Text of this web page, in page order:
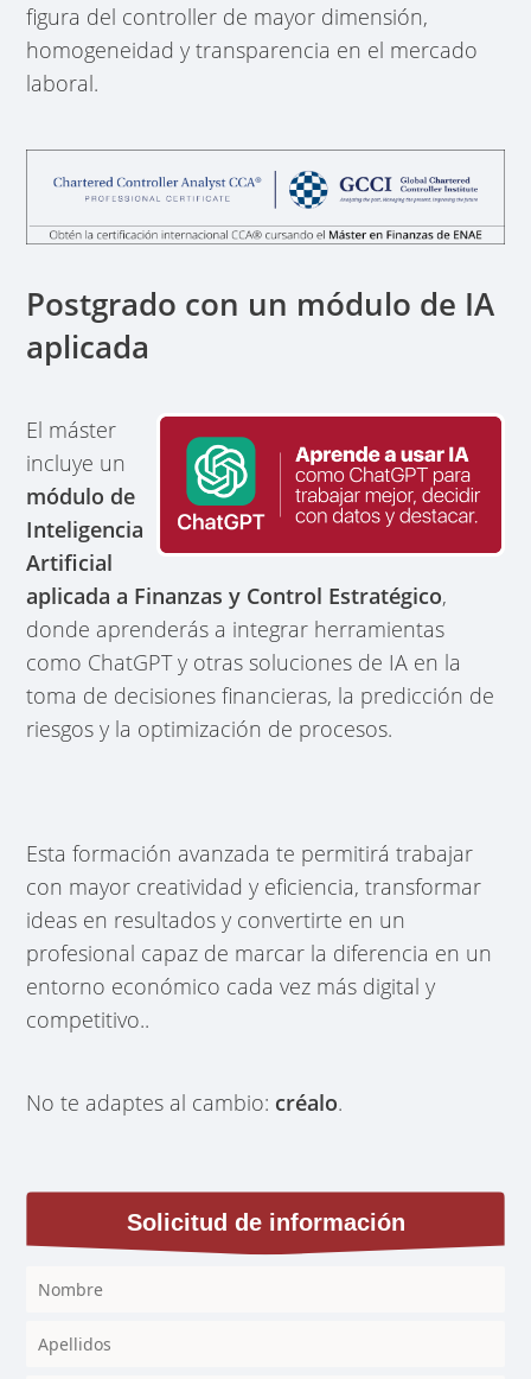
figura del controller de mayor dimensión,
homogeneidad y transparencia en el mercado
laboral.
Postgrado con un módulo de IA
aplicada
El máster
incluye un
módulo de
Inteligencia
Artificial
aplicada a Finanzas y Control Estratégico,
donde aprenderás a integrar herramientas
como ChatGPT y otras soluciones de IA en la
toma de decisiones financieras, la predicción de
riesgos y la optimización de procesos.
Esta formación avanzada te permitirá trabajar
con mayor creatividad y eficiencia, transformar
ideas en resultados y convertirte en un
profesional capaz de marcar la diferencia en un
entorno económico cada vez más digital y
competitivo..
No te adaptes al cambio: créalo.
Solicitud de información